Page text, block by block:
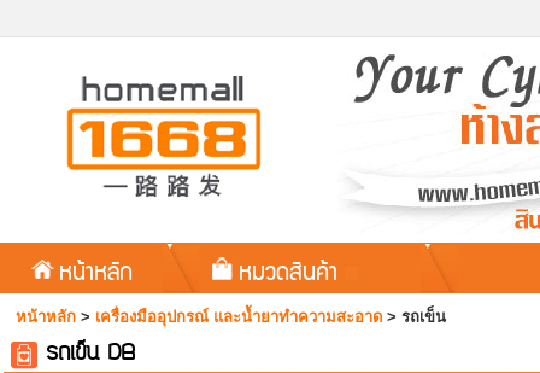
หน้าหลัก หมวดสินค้า
หน้าหลัก > เครื่องมืออุปกรณ์ และน้ำยาทำความสะอาด > รถเข็น
รถเข็น DB